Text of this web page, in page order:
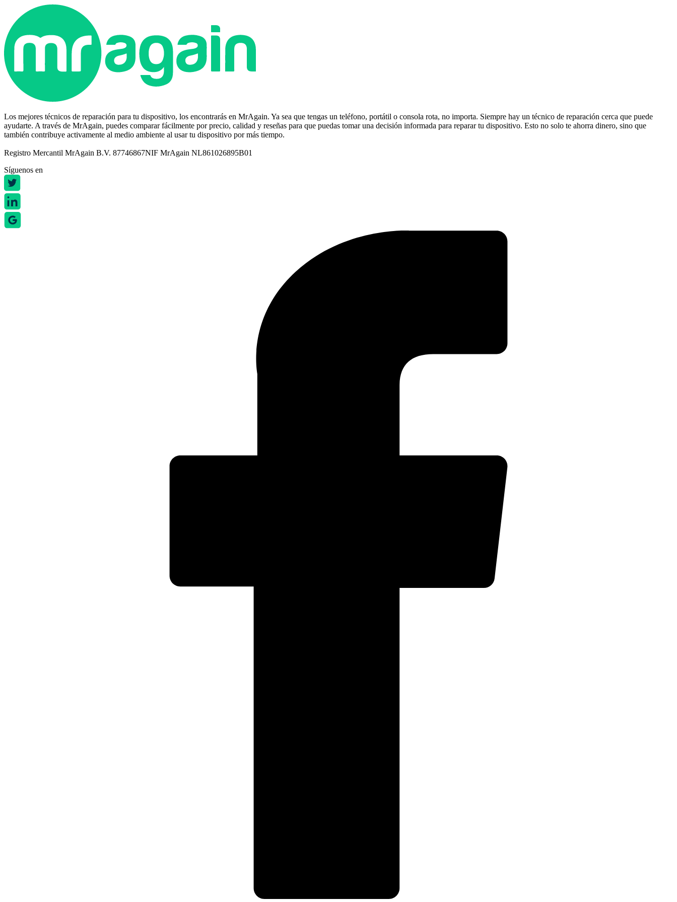
Los mejores técnicos de reparación para tu dispositivo, los encontrarás en MrAgain. Ya sea que tengas un teléfono, portátil o consola rota, no importa. Siempre hay un técnico de reparación cerca que puede
ayudarte. A través de MrAgain, puedes comparar fácilmente por precio, calidad y reseñas para que puedas tomar una decisión informada para reparar tu dispositivo. Esto no solo te ahorra dinero, sino que
también contribuye activamente al medio ambiente al usar tu dispositivo por más tiempo.
Registro Mercantil MrAgain B.V. 87746867NIF MrAgain NL861026895B01
Síguenos en